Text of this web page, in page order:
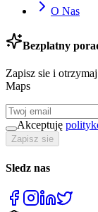
O Nas
Bezplatny
Zapisz sie i
Maps
Akceptuję
Zapisz sie
Sledz nas